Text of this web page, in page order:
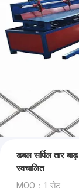
डबल सर्पिल तार
स्वचालित
MOQ：1 सेट